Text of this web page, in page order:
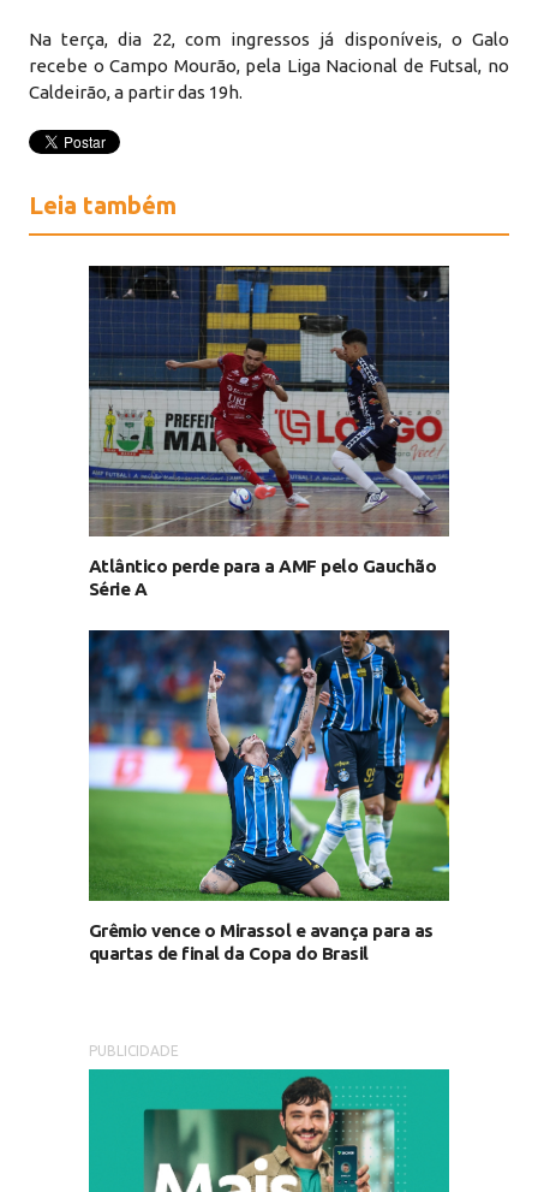
Na terça, dia 22, com ingressos já disponíveis, o Galo
recebe o Campo Mourão, pela Liga Nacional de Futsal, no
Caldeirão, a partir das 19h.
Leia também
Atlântico perde para a AMF pelo Gauchão
Série A
Grêmio vence o Mirassol e avança para as
quartas de final da Copa do Brasil
PUBLICIDADE